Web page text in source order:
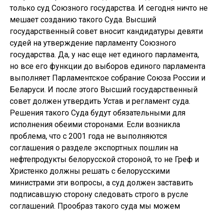
только суд Союзного государства. И сегодня ничто не
мешает созданию такого Суда. Высший
государственный совет вносит кандидатуры девяти
судей на утверждение парламенту Союзного
государства. Да, у нас еще нет единого парламента,
но все его функции до выборов единого парламента
выполняет Парламентское собрание Союза России и
Беларуси. И после этого Высший государственный
совет должен утвердить Устав и регламент суда.
Решения такого Суда будут обязательными для
исполнения обеими сторонами. Если возникла
проблема, что с 2001 года не выполняются
соглашения о разделе экспортных пошлин на
нефтепродукты белорусской стороной, то не Греф и
Христенко должны решать с белорусскими
министрами эти вопросы, а суд должен заставить
подписавшую сторону следовать строго в русле
соглашений. Прообраз такого суда мы можем